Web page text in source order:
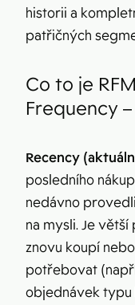
historii a
patřičných
Co to je
Frequency
Recency
posledního
nedávno
na mysli. Je
znovu koupí
potřebovat
objednávek typu